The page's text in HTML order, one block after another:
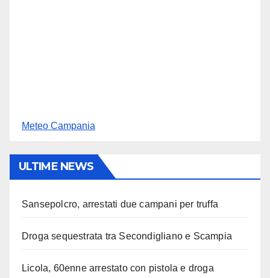
Meteo Campania
ULTIME NEWS
Sansepolcro, arrestati due campani per truffa
Droga sequestrata tra Secondigliano e Scampia
Licola, 60enne arrestato con pistola e droga